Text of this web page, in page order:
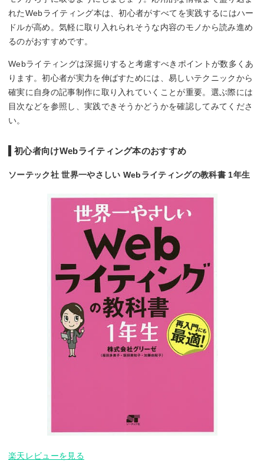
れたWebライティング本は、初心者がすべてを実践するにはハー
ドルが高め。気軽に取り入れられそうな内容のモノから読み進め
るのがおすすめです。
Webライティングは深掘りすると考慮すべきポイントが数多くあ
ります。初心者が実力を伸ばすためには、易しいテクニックから
確実に自身の記事制作に取り入れていくことが重要。選ぶ際には
目次などを参照し、実践できそうかどうかを確認してみてくださ
い。
初心者向けWebライティング本のおすすめ
ソーテック社 世界一やさしい Webライティングの教科書 1年生
楽天レビューを見る